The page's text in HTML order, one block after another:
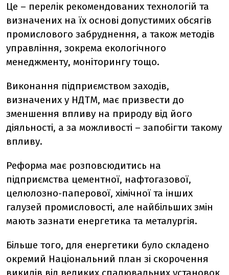
Це – перелік рекомендованих технологій та
визначених на їх основі допустимих обсягів
промислового забруднення, а також методів
управління, зокрема екологічного
менеджменту, моніторингу тощо.
Виконання підприємством заходів,
визначених у НДТМ, має призвести до
зменшення впливу на природу від його
діяльності, а за можливості – запобігти такому
впливу.
Реформа має розповсюдитись на
підприємства цементної, нафтогазової,
целюлозно-паперової, хімічної та інших
галузей промисловості, але найбільших змін
мають зазнати енергетика та металургія.
Більше того, для енергетики було складено
окремий Національний план зі скорочення